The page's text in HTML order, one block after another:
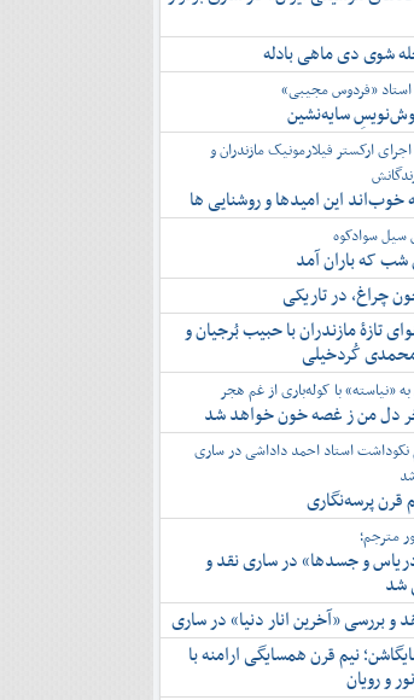
شوی دی ماهی بادله
استاد «فردوس مجیبی»
سایه‌نشین
اجرای ارکستر فیلارمونیک مازندران و
خوب‌اند این امیدها و روشنایی ها
سیل سوادکوه
شب که باران آمد
چراغ، در تاریکی
تازۀ مازندران با حبیب بُرجیان و
کُردخیلی
«نیاسته» با کوله‌باری از غم هجر
دل من ز غصه خون خواهد شد
نکوداشت استاد احمد داداشی در ساری
قرن پرسه‌نگاری
مترجم؛
و جسدها» در ساری نقد و
شد
و بررسی «آخرین انار دنیا» در ساری
نیم قرن همسایگی ارامنه با
و رویان